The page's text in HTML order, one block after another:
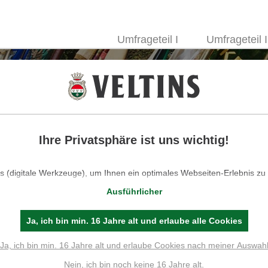
Umfrageteil I Umfrageteil
Ihre Privatsphäre ist uns wichtig!
(digitale Werkzeuge), um Ihnen ein optimales Webseiten-Erlebnis
die lediglich zu anonymen Statistikzwecken, für
zulassen möchten. Bitte beachten Sie, dass auf Basis Ihrer
der Seite zur Verfügung stehen. Weitere Informationen
Ausführlicher
Ja, ich bin min. 16 Jahre alt und erlaube alle Cookies
Ja, ich bin min. 16 Jahre alt und erlaube Cookies nach meiner Auswahl
Nein, ich bin noch keine 16 Jahre alt.